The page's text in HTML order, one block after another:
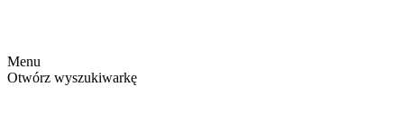
Menu
Otwórz wyszukiwarkę